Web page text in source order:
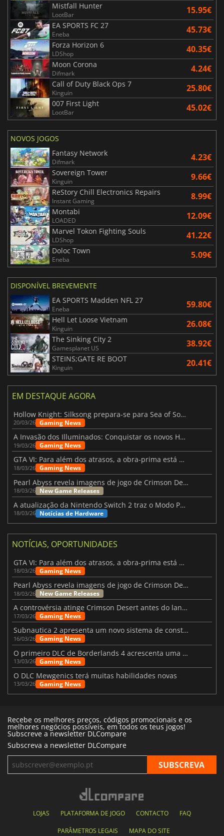
Mistfall Hunter
LootBar 15.95€
EA SPORTS FC 27
Eneba 45.73€
Forza Horizon 6
LDShop 40.35€
Moon Corona
Difmark 4.24€
Call of Duty Black Ops 7
Kinguin 25.80€
007 First Light
LootBar 45.02€
NOVOS JOGOS
Fantasy Network
Difmark 4.23€
Sovereign Tower
Kinguin 9.66€
ReStory Chill Electronics Repairs
Instant Gaming 8.99€
Montabi
LOADED 12.09€
Marvel Tokon Fighting Souls
LDShop 41.22€
Doloc Town
Eneba 5.09€
DISPONÍVEL BREVEMENTE
EA SPORTS Madden NFL 27
Eneba 59.80€
Hell Let Loose Vietnam
Kinguin 26.08€
The Sinking City 2
Gamesplanet US 38.92€
STEINS;GATE RE BOOT
Kinguin 20.41€
EM DESTAQUE AGORA
Hollow Knight: Silksong prepara-se para Sea of Sorrow com um patch
20/03/26 Gaming News
A Invasão dos Illuminados: Conquistar os novos Helldivers 2 Atualização!
19/03/26 Gaming News
GTA VI: Para além dos atrasos, a obra-prima está quase a chegar
18/03/26 Gaming News
Pearl Abyss revela imagens de jogo de Crimson Desert para a PS5
18/03/26 New Game Releases
A atualização da Nintendo Switch 2 traz o Modo Portátil aos jogos mais antigos da Switch
18/03/26 Notícias de Hardware
NOTÍCIAS, OPORTUNIDADES
GTA VI: Para além dos atrasos, a obra-prima está quase a chegar
18/03/26 Gaming News
Pearl Abyss revela imagens de jogo de Crimson Desert para a PS5
18/03/26 New Game Releases
A controvérsia atinge Crimson Desert antes do lançamento
17/03/26 Gaming News
Subnautica 2 apresenta um novo sistema de construção de bases
16/03/26 Gaming News
O primeiro DLC de Borderlands 4 acrescenta uma nova personagem e muito mais
13/03/26 Gaming News
O DLC Mewgenics terá muitas habilidades novas
13/03/26 Gaming News
Recebe os melhores preços, códigos promocionais e os
melhores negócios possíveis, em todos os teus jogos!
Subscreve a newsletter DLCompare
Subscreva a newsletter DLCompare
LOJAS PLATAFORMA DE JOGO CONTACTO FAQ
PARÂMETROS LEGAIS MAPA DO SITE